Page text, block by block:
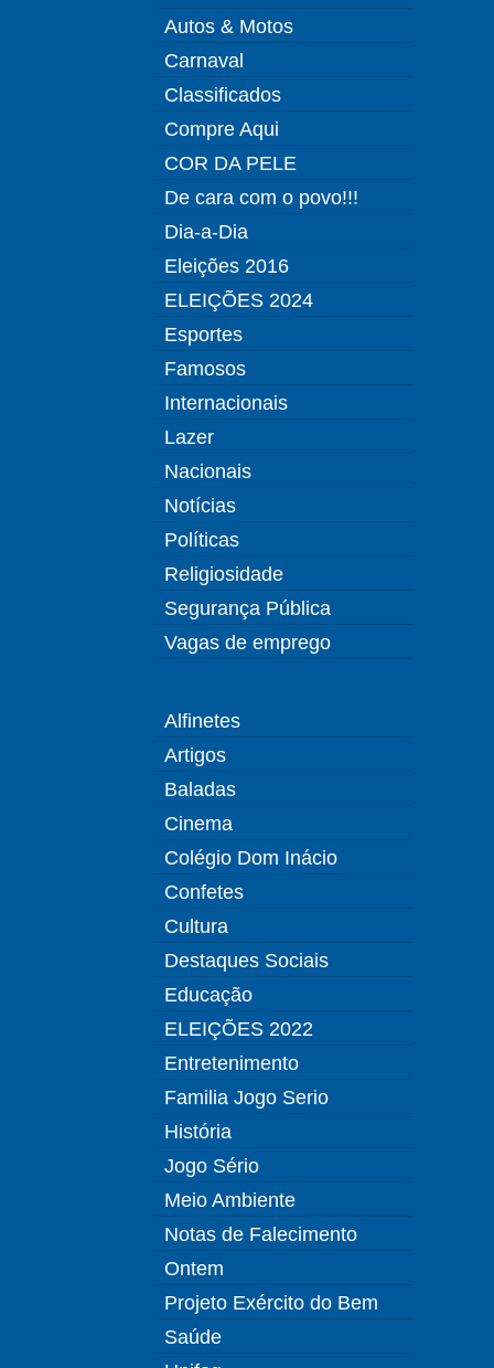
Autos & Motos
Carnaval
Classificados
Compre Aqui
COR DA PELE
De cara com o povo!!!
Dia-a-Dia
Eleições 2016
ELEIÇÕES 2024
Esportes
Famosos
Internacionais
Lazer
Nacionais
Notícias
Políticas
Religiosidade
Segurança Pública
Vagas de emprego
Alfinetes
Artigos
Baladas
Cinema
Colégio Dom Inácio
Confetes
Cultura
Destaques Sociais
Educação
ELEIÇÕES 2022
Entretenimento
Familia Jogo Serio
História
Jogo Sério
Meio Ambiente
Notas de Falecimento
Ontem
Projeto Exército do Bem
Saúde